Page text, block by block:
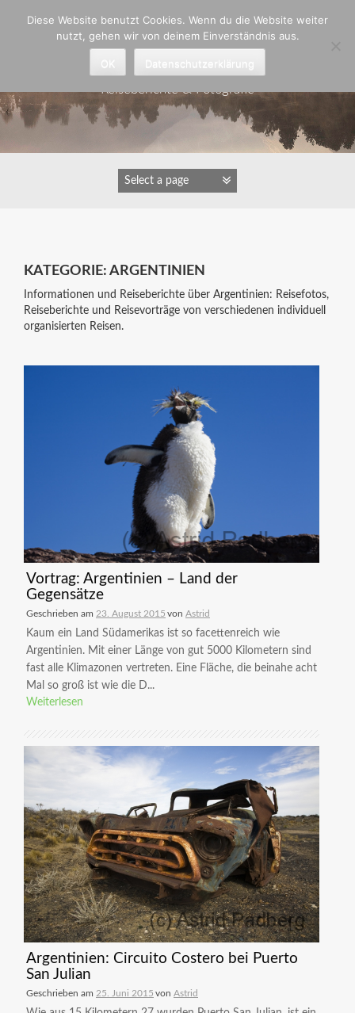
Astrid Padberg
Reiseberichte & Fotografie
KATEGORIE: ARGENTINIEN
Informationen und Reiseberichte über Argentinien: Reisefotos,
Reiseberichte und Reisevorträge von verschiedenen individuell
organisierten Reisen.
Vortrag: Argentinien – Land der
Gegensätze
Geschrieben am 23. August 2015 von Astrid
Kaum ein Land Südamerikas ist so facettenreich wie
Argentinien. Mit einer Länge von gut 5000 Kilometern sind
fast alle Klimazonen vertreten. Eine Fläche, die beinahe acht
Mal so groß ist wie die D...
Weiterlesen
Argentinien: Circuito Costero bei Puerto
San Julian
Geschrieben am 25. Juni 2015 von Astrid
Diese Website benutzt Cookies. Wenn du die Website weiter
nutzt, gehen wir von deinem Einverständnis aus.